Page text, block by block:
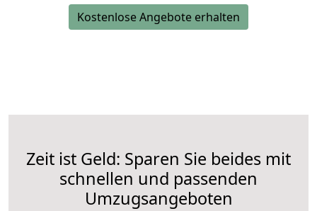
Kostenlose Angebote erhalten
Zeit ist Geld: Sparen Sie beides mit
schnellen und passenden
Umzugsangeboten